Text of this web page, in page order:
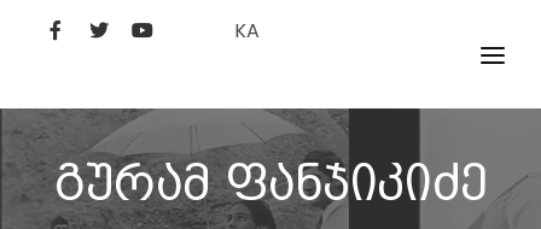
KA
ᲤᲘᲚᲛᲔᲑᲘ
ᲮᲔᲚᲝᲕᲐᲜᲘ
ᲙᲘᲜᲝᲡᲢᲣᲓᲘᲐ
გურამ ფანჯიკიძე